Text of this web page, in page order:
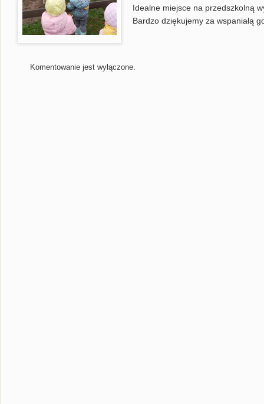
Idealne miejsce na przedszkolną
Bardzo dziękujemy za wspaniałą
Komentowanie jest wyłączone.